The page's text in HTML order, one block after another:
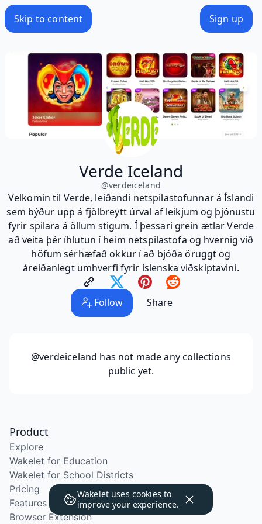
Skip to content Sign up
Verde Iceland
@verdeiceland
Velkomin til Verde, leiðandi netspilastofunnar á Íslandi
sem býður upp á fjölbreytt úrval af leikjum og þjónustu
fyrir spilara á öllum stigum. Í þessari grein ætlar Verde
að veita þér íhlutun í heim netspilastofa og hvernig við
höfum sérhæfað okkur í að bjóða öruggt og
áreiðanlegt umhverfi fyrir íslenska viðskiptavini.
Follow Share
@verdeiceland has not made any collections
public yet.
Wakelet uses cookies to
improve your experience.
Product
Explore
Wakelet for Education
Wakelet for School Districts
Pricing
Features
Browser Extension